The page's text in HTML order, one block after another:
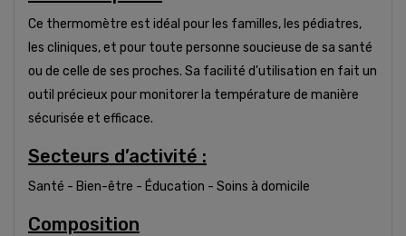
Ce thermomètre est idéal pour les familles, les pédiatres,
les cliniques, et pour toute personne soucieuse de sa santé
ou de celle de ses proches. Sa facilité d'utilisation en fait un
outil précieux pour monitorer la température de manière
sécurisée et efficace.
Secteurs d’activité :
Santé - Bien-être - Éducation - Soins à domicile
Composition